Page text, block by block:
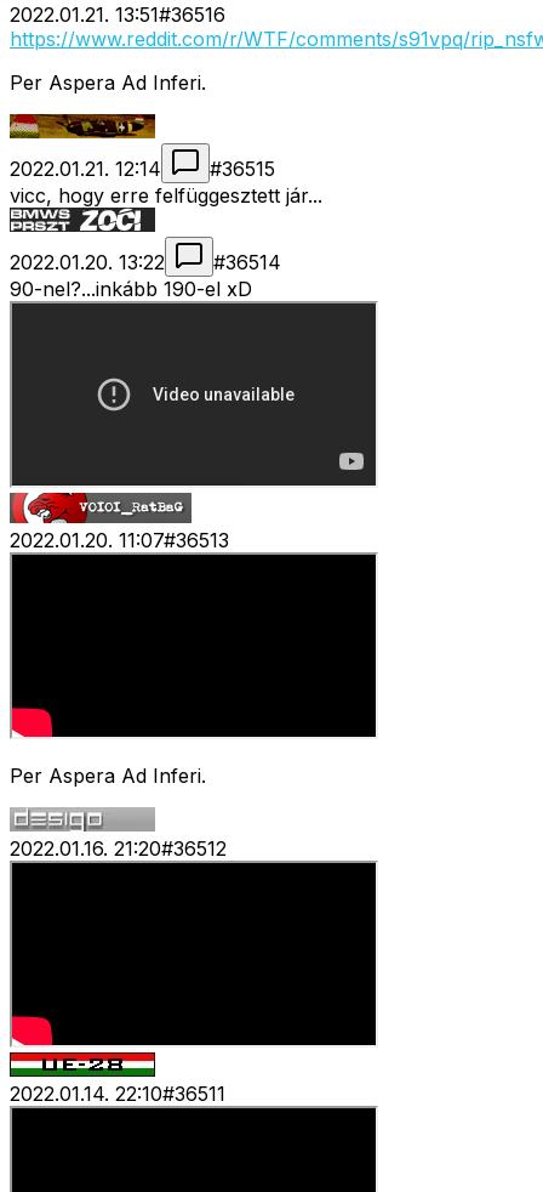
2022.01.21. 13:51#36516
https://www.reddit.com/r/WTF/comments/s91vpq/
Per Aspera Ad Inferi.
2022.01.21. 12:14 #36515
vicc, hogy erre felfüggesztett jár...
2022.01.20. 13:22 #36514
90-nel?...inkább 190-el xD
2022.01.20. 11:07#36513
Per Aspera Ad Inferi.
2022.01.16. 21:20#36512
2022.01.14. 22:10#36511